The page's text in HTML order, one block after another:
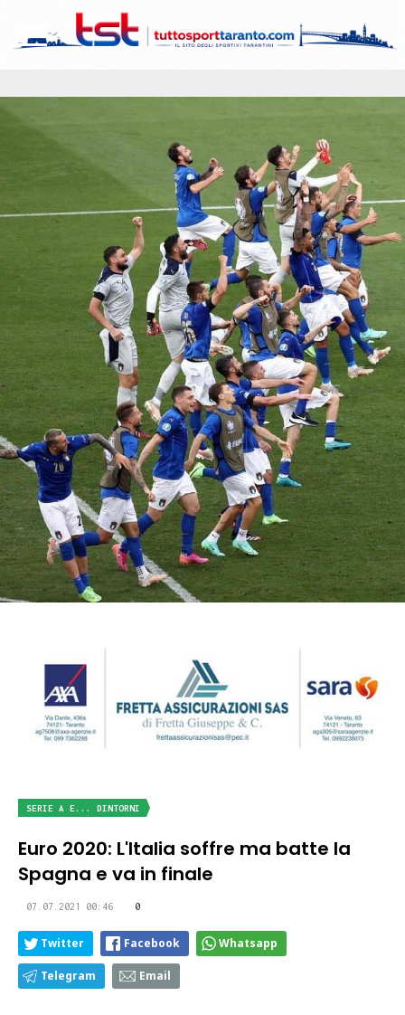
SERIE A E... DINTORNI
Euro 2020: L'Italia soffre ma batte la
Spagna e va in finale
07.07.2021 00:46 0
Twitter Facebook Whatsapp
Telegram Email